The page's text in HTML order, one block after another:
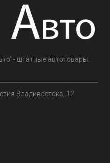
- штатные автотовары.
Владивостока, 12